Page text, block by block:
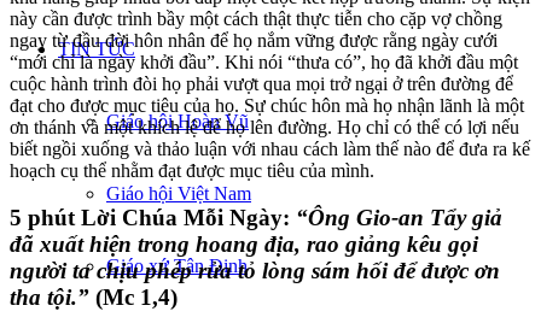
TIN TỨC
Giáo hội Hoàn Vũ
Giáo hội Việt Nam
Giáo xứ Tân Định
này cần được trình bầy một cách thật thực tiễn cho cặp vợ chồng
ngay từ đầu đời hôn nhân để họ nắm vững được rằng ngày cưới
“mới chỉ là ngày khởi đầu”. Khi nói “thưa có”, họ đã khởi đầu một
cuộc hành trình đòi họ phải vượt qua mọi trở ngại ở trên đường để
đạt cho được mục tiêu của họ. Sự chúc hôn mà họ nhận lãnh là một
ơn thánh và một khích lệ để họ lên đường. Họ chỉ có thể có lợi nếu
biết ngồi xuống và thảo luận với nhau cách làm thế nào để đưa ra kế
hoạch cụ thể nhằm đạt được mục tiêu của mình.
5 phút Lời Chúa Mỗi Ngày: “Ông Gio-an Tẩy giả
đã xuất hiện trong hoang địa, rao giảng kêu gọi
người ta chịu phép rửa tỏ lòng sám hối để được ơn
tha tội.” (Mc 1,4)